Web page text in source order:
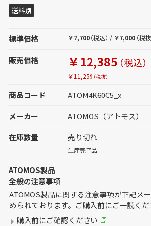
送料別
標準価格 ￥7,700 （税込） / ￥7,000 （税抜
販売価格 ￥12,385 （税込）
￥11,259 （税抜）
商品コード ATOM4K60C5_x
メーカー ATOMOS（アトモス）
在庫数量 売り切れ
生産完了品
ATOMOS製品
全般の注意事項
ATOMOS製品に関する注意事項が下記メ
められております。ご購入前にご一読くだ
購入前にご確認ください